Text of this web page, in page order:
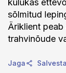
kulukas
sõlmitud
Äriklient
trahvinõude
Jaga Salvesta